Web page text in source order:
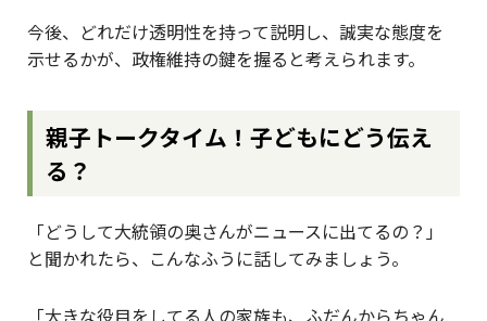
今後、どれだけ透明性を持って説明し、誠実な態度を
示せるかが、政権維持の鍵を握ると考えられます。
親子トークタイム！子どもにどう伝え
る？
「どうして大統領の奥さんがニュースに出てるの？」
と聞かれたら、こんなふうに話してみましょう。
「大きな役目をしてる人の家族も、ふだんからちゃん